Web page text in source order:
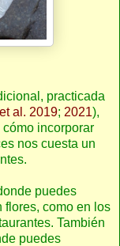
practicada
al. 2019; 2021),
incorporar
nos cuesta un
puedes
flores, como en los
También
puedes